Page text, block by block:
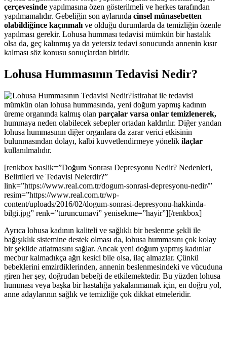
çerçevesinde yapılmasına özen gösterilmeli ve herkes tarafından
yapılmamalıdır. Gebeliğin son aylarında cinsel münasebetten
olabildiğince kaçınmalı ve olduğu durumlarda da temizliğin özenle
yapılması gerekir. Lohusa humması tedavisi mümkün bir hastalık
olsa da, geç kalınmış ya da yetersiz tedavi sonucunda annenin kısır
kalması söz konusu sonuçlardan biridir.
Lohusa Hummasının Tedavisi Nedir?
İstirahat ile tedavisi
mümkün olan lohusa hummasında, yeni doğum yapmış kadının
üreme organında kalmış olan parçalar varsa onlar temizlenerek,
hummaya neden olabilecek sebepler ortadan kaldırılır. Diğer yandan
lohusa hummasının diğer organlara da zarar verici etkisinin
bulunmasından dolayı, kalbi kuvvetlendirmeye yönelik ilaçlar
kullanılmalıdır.
[renkbox baslik=”Doğum Sonrası Depresyonu Nedir? Nedenleri,
Belirtileri ve Tedavisi Nelerdir?”
link=”https://www.real.com.tr/dogum-sonrasi-depresyonu-nedir/”
resim=”https://www.real.com.tr/wp-
content/uploads/2016/02/dogum-sonrasi-depresyonu-hakkinda-
bilgi.jpg” renk=”turuncumavi” yenisekme=”hayir”][/renkbox]
Ayrıca lohusa kadının kaliteli ve sağlıklı bir beslenme şekli ile
bağışıklık sistemine destek olması da, lohusa hummasını çok kolay
bir şekilde atlatmasını sağlar. Ancak yeni doğum yapmış kadınlar
mecbur kalmadıkça ağrı kesici bile olsa, ilaç almazlar. Çünkü
bebeklerini emzirdiklerinden, annenin beslenmesindeki ve vücuduna
giren her şey, doğrudan bebeği de etkilemektedir. Bu yüzden lohusa
humması veya başka bir hastalığa yakalanmamak için, en doğru yol,
anne adaylarının sağlık ve temizliğe çok dikkat etmeleridir.